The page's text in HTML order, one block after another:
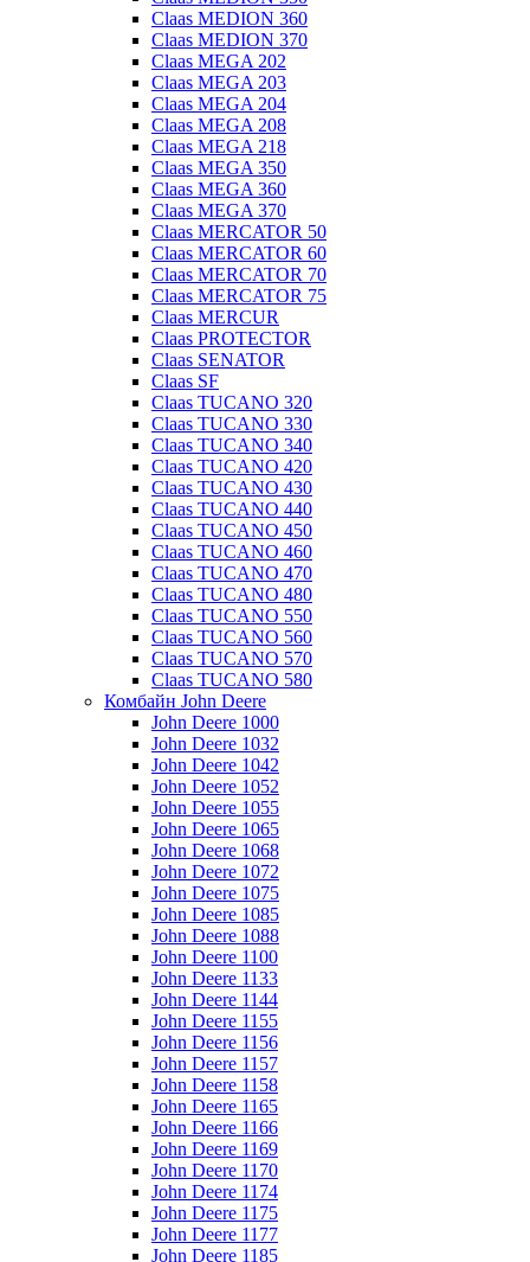
Claas MEDION 360
Claas MEDION 370
Claas MEGA 202
Claas MEGA 203
Claas MEGA 204
Claas MEGA 208
Claas MEGA 218
Claas MEGA 350
Claas MEGA 360
Claas MEGA 370
Claas MERCATOR 50
Claas MERCATOR 60
Claas MERCATOR 70
Claas MERCATOR 75
Claas MERCUR
Claas PROTECTOR
Claas SENATOR
Claas SF
Claas TUCANO 320
Claas TUCANO 330
Claas TUCANO 340
Claas TUCANO 420
Claas TUCANO 430
Claas TUCANO 440
Claas TUCANO 450
Claas TUCANO 460
Claas TUCANO 470
Claas TUCANO 480
Claas TUCANO 550
Claas TUCANO 560
Claas TUCANO 570
Claas TUCANO 580
Комбайн John Deere
John Deere 1000
John Deere 1032
John Deere 1042
John Deere 1052
John Deere 1055
John Deere 1065
John Deere 1068
John Deere 1072
John Deere 1075
John Deere 1085
John Deere 1088
John Deere 1100
John Deere 1133
John Deere 1144
John Deere 1155
John Deere 1156
John Deere 1157
John Deere 1158
John Deere 1165
John Deere 1166
John Deere 1169
John Deere 1170
John Deere 1174
John Deere 1175
John Deere 1177
John Deere 1185